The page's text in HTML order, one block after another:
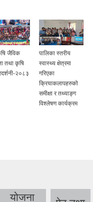
जैविक
तथा कृषि
२०८३
पालिका स्तरीय
स्वास्थ्य क्षेत्रमा
गरिएका
क्रियाकलापहरुको
समीक्षा र तथ्याङ्ग
विश्लेषण कार्यक्रम
योजना